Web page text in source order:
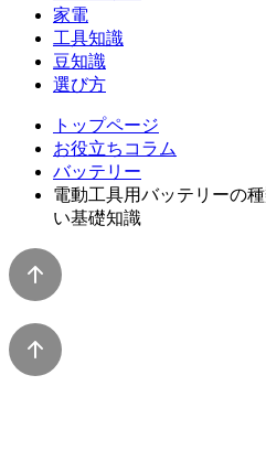
家電
工具知識
豆知識
選び方
トップページ
お役立ちコラム
バッテリー
電動工具用バッテリーの
い基礎知識